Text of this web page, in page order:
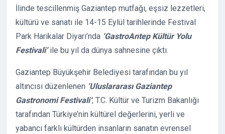
İlinde tescillenmiş Gaziantep mutfağı, eşsiz lezzetleri,
kültürü ve sanatı ile 14-15 Eylül tarihlerinde Festival
Park Harikalar Diyarı’nda ‘GastroAntep Kültür Yolu
Festivali’ile bu yıl da dünya sahnesine çıktı.
Gaziantep Büyükşehir Belediyesi tarafından bu yıl
altıncısı düzenlenen ‘Uluslararası Gaziantep
Gastronomi Festivali’; T.C. Kültür ve Turizm Bakanlığı
tarafından Türkiye’nin kültürel değerlerini, yerli ve
yabancı farklı kültürden insanların sanatın evrensel